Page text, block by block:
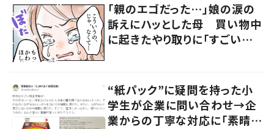
「親のエゴだった…」娘の涙の
訴えにハッとした母 買い物中
に起きたやり取りに「すごい分
“紙パック”に疑問を持った小
学生が企業に問い合わせ→企
業からの丁寧な対応に「素晴ら